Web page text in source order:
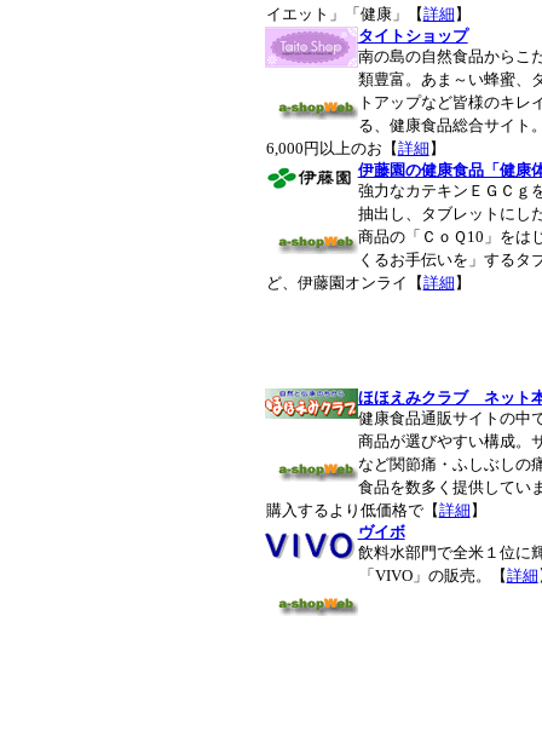
イエット」「健康」【詳細 】
タイトショップ
南の島の自然食品からこ
類豊富。あま～い蜂蜜、
トアップなど皆様のキレ
る、健康食品総合サイト
6,000円以上のお【詳細 】
伊藤園の健康食品「健康
強力なカテキンＥＧＣｇ
抽出し、タブレットにし
商品の「ＣｏＱ10」をは
くるお手伝いを」するタ
ど、伊藤園オンライ
【詳細 】
ほほえみクラブ ネット
健康食品通販サイトの中
商品が選びやすい構成。
など関節痛・ふしぶしの
食品を数多く提供してい
購入するより低価格で【詳細 】
ヴイボ
飲料水部門で全米１位に
「VIVO」の販売。【詳細